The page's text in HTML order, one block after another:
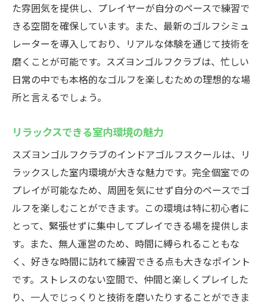
た雰囲気を提供し、プレイヤーが自分のペースで練習で
きる空間を確保しています。また、最新のゴルフシミュ
レーターを導入しており、リアルな体験を通じて技術を
磨くことが可能です。スズヨンゴルフクラブは、忙しい
日常の中でも本格的なゴルフを楽しむための理想的な場
所と言えるでしょう。
リラックスできる室内環境の魅力
スズヨンゴルフクラブのインドアゴルフスクールは、リ
ラックスした室内環境が大きな魅力です。完全個室での
プレイが可能なため、周囲を気にせず自分のペースでゴ
ルフを楽しむことができます。この環境は特に初心者に
とって、緊張せずに集中してプレイできる場を提供しま
す。また、無人運営のため、時間に縛られることもな
く、好きな時間に訪れて練習できる点も大きなポイント
です。ストレスのない空間で、仲間と楽しくプレイした
り、一人でじっくりと技術を磨いたりすることができま